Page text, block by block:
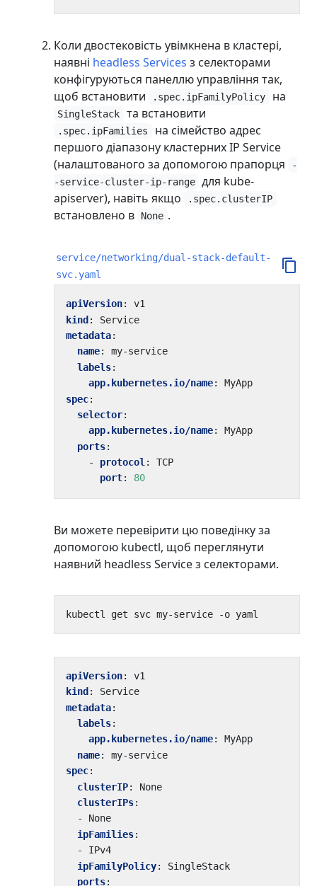
Коли двостековість увімкнена в кластері,
наявні headless Services з селекторами
конфігуруються панеллю управління так,
щоб встановити
.spec.ipFamilyPolicy на
SingleStack та встановити
.spec.ipFamilies
на сімейство адрес
першого діапазону кластерних IP Service
(налаштованого за допомогою прапорця
-
-service-cluster-ip-range для kube-
apiserver), навіть якщо
.spec.clusterIP
встановлено в None .
service/networking/dual-stack-default-
svc.yaml
apiVersion:
v1
kind:
Service
metadata:
name:
my-service
labels:
app.kubernetes.io/name:
MyApp
spec:
selector:
app.kubernetes.io/name:
MyApp
ports:
- protocol :
TCP
port: 80
Ви можете перевірити цю поведінку за
допомогою kubectl, щоб переглянути
наявний headless Service з селекторами.
apiVersion:
v1
kind :
Service
metadata:
labels:
app.kubernetes.io/name:
MyApp
name:
my-service
spec:
clusterIP:
None
clusterIPs:
- None
ipFamilies:
- IPv4
ipFamilyPolicy:
SingleStack
ports: